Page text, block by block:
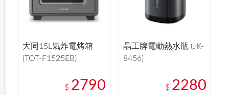
大同15L氣炸電烤箱
(TOT-F1525EB)
$ 2790
晶工牌電動熱水瓶 (JK-
8456)
$ 2280